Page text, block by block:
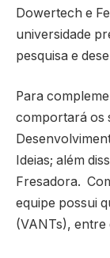
Dowertech e
universidade
pesquisa e
Para
comportará os
Ideias; além
Fresadora.
equipe possui
(VANTs),